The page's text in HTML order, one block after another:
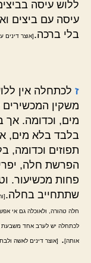
ללוש עיסה
עיסה עם ביצים
בלי ברכה.[אוצר דינים
ז לכתחלה אין
משקין המכשירים
מים, וכדומה. אך
בלבד בלא מים,
תפוזים וכדומה,
הפרשת חלה,
פחות מכשיעור.
שתתחייב בחלה.
חלה טהורה, ולאוכלה גם אי
לכתחלה יש לערב אחד משבעת
אותה]. [אוצר דינים לאשה